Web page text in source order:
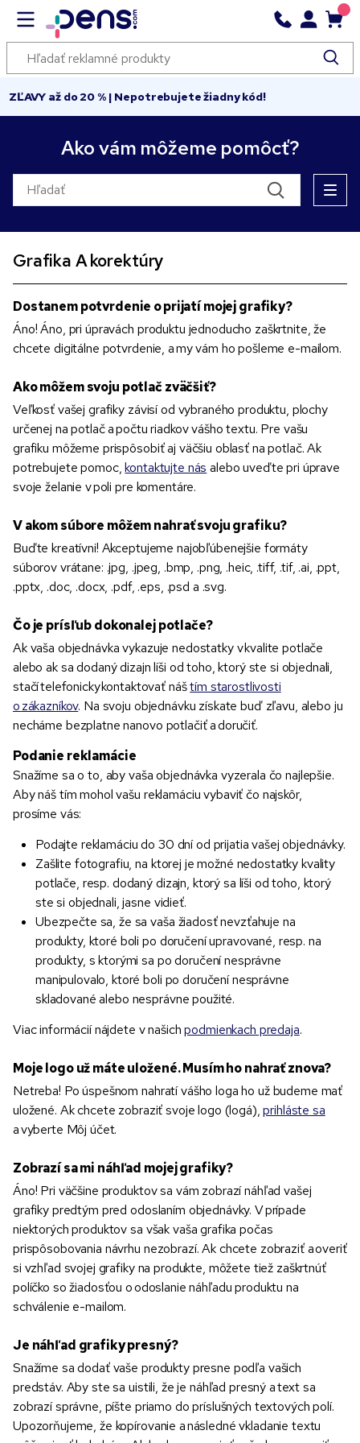
ZĽAVY až do 20 % | Nepotrebujete žiadny kód!
Ako vám môžeme pomôcť?
Grafika A korektúry
Dostanem potvrdenie o prijatí mojej grafiky?
Áno! Áno, pri úpravách produktu jednoducho zaškrtnite, že
chcete digitálne potvrdenie, a my vám ho pošleme e-mailom.
Ako môžem svoju potlač zväčšiť?
Veľkosť vašej grafiky závisí od vybraného produktu, plochy
určenej na potlač a počtu riadkov vášho textu. Pre vašu
grafiku môžeme prispôsobiť aj väčšiu oblasť na potlač. Ak
potrebujete pomoc,kontaktujte nás alebo uveďte pri úprave
svoje želanie v poli pre komentáre.
V akom súbore môžem nahrať svoju grafiku?
Buďte kreatívni! Akceptujeme najobľúbenejšie formáty
súborov vrátane: .jpg, .jpeg, .bmp, .png, .heic, .tiff, .tif, .ai, .ppt,
.pptx, .doc, .docx, .pdf, .eps, .psd a .svg.
Čo je prísľub dokonalej potlače?
Ak vaša objednávka vykazuje nedostatky v kvalite potlače
alebo ak sa dodaný dizajn líši od toho, ktorý ste si objednali,
stačí telefonicky kontaktovať náštím starostlivosti
o zákazníkov. Na svoju objednávku získate buď zľavu, alebo ju
necháme bezplatne nanovo potlačiť a doručiť.
Podanie reklamácie
Snažíme sa o to, aby vaša objednávka vyzerala čo najlepšie.
Aby náš tím mohol vašu reklamáciu vybaviť čo najskôr,
prosíme vás:
Podajte reklamáciu do 30 dní od prijatia vašej objednávky.
Zašlite fotografiu, na ktorej je možné nedostatky kvality
potlače, resp. dodaný dizajn, ktorý sa líši od toho, ktorý
ste si objednali, jasne vidieť.
Ubezpečte sa, že sa vaša žiadosť nevzťahuje na
produkty, ktoré boli po doručení upravované, resp. na
produkty, s ktorými sa po doručení nesprávne
manipulovalo, ktoré boli po doručení nesprávne
skladované alebo nesprávne použité.
Viac informácií nájdete v našichpodmienkach predaja.
Moje logo už máte uložené. Musím ho nahrať znova?
Netreba! Po úspešnom nahratí vášho loga ho už budeme mať
uložené. Ak chcete zobraziť svoje logo (logá),prihláste sa
a vyberte Môj účet.
Zobrazí sa mi náhľad mojej grafiky?
Áno! Pri väčšine produktov sa vám zobrazí náhľad vašej
grafiky predtým pred odoslaním objednávky. V prípade
niektorých produktov sa však vaša grafika počas
prispôsobovania návrhu nezobrazí. Ak chcete zobraziť a overiť
si vzhľad svojej grafiky na produkte, môžete tiež zaškrtnúť
políčko so žiadosťou o odoslanie náhľadu produktu na
schválenie e-mailom.
Je náhľad grafiky presný?
Snažíme sa dodať vaše produkty presne podľa vašich
predstáv. Aby ste sa uistili, že je náhľad presný a text sa
zobrazí správne, píšte priamo do príslušných textových polí.
Upozorňujeme, že kopírovanie a následné vkladanie textu